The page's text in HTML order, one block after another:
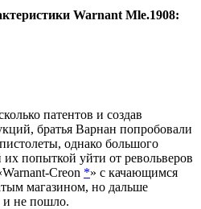
Warnant Mle.1908:
патентов и создав
братья Варнан попробовали
однако большого
попыткой уйти от револьверов
Creon *» с качающимся
магазином, но дальше
и не пошло.